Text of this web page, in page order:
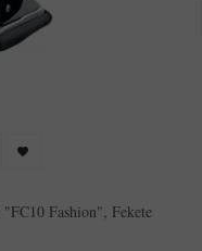
Fashion", Fekete